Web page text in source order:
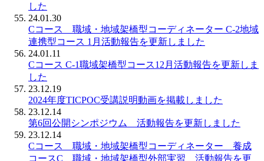
した
24.01.30
Cコース 職域・地域架橋型コーディネーター C-2地域
連携型コース 1月活動報告を更新しました
24.01.11
Cコース C-1職域架橋型コース12月活動報告を更新しま
した
23.12.19
2024年度TICPOC受講説明動画を掲載しました
23.12.14
第6回公開シンポジウム 活動報告を更新しました
23.12.14
Cコース 職域・地域架橋型コーディネーター 養成
コースC 職域・地域架橋型外部実習 活動報告を更